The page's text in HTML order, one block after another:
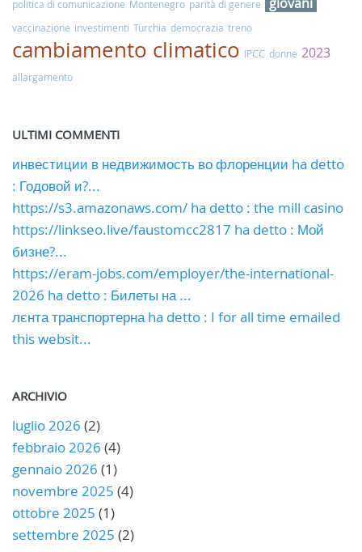
politica di comunicazione Montenegro parità di genere
vaccinazione investimenti Turchia democrazia treno
cambiamento climatico IPCC donne 2023
allargamento
ULTIMI COMMENTI
инвестиции в недвижимость во флоренции ha detto
: Годовой и?...
https://s3.amazonaws.com/ ha detto : the mill casino
https://linkseo.live/faustomcc2817 ha detto : Мой
бизне?...
https://eram-jobs.com/employer/the-international-
2026 ha detto : Билеты на ...
лєнта транспортерна ha detto : I for all time emailed
this websit...
ARCHIVIO
luglio 2026 (2)
febbraio 2026 (4)
gennaio 2026 (1)
novembre 2025 (4)
ottobre 2025 (1)
settembre 2025 (2)